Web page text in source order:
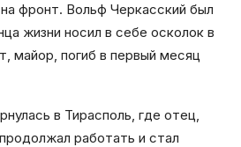
фронт. Вольф Черкасский был
жизни носил в себе осколок в
майор, погиб в первый месяц
в Тирасполь, где отец,
работать и стал